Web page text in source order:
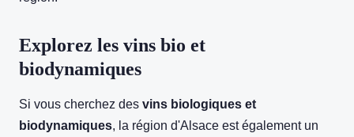
Explorez les vins bio et
biodynamiques
Si vous cherchez des vins biologiques et
biodynamiques, la région d'Alsace est également un